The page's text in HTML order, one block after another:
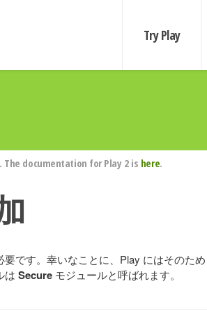
Try Play
documentation for Play 2 is here.
です。幸いなことに、Play にはそのため
は Secure モジュールと呼ばれます。